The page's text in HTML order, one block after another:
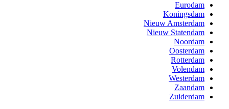
Eurodam
Koningsdam
Nieuw Amsterdam
Nieuw Statendam
Noordam
Oosterdam
Rotterdam
Volendam
Westerdam
Zaandam
Zuiderdam